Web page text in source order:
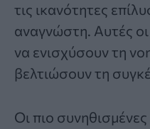
τις ικανότητες
αναγνώστη. Αυτές
να ενισχύσουν τη
βελτιώσουν τη
Οι πιο